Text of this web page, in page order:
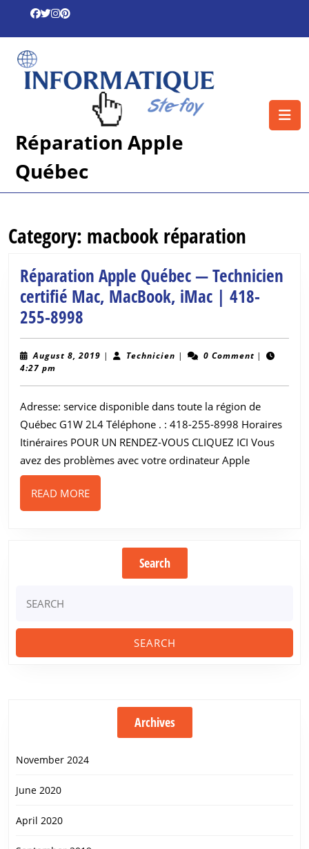
content
Réparation Apple
Québec
Category: macbook réparation
Réparation Apple Québec — Technicien
certifié Mac, MacBook, iMac | 418-
255-8998
Apple
Québec
Technicien
certifié
Mac,
MacBook,
iMac
|
August 8, 2019 August
| TechnicienTechnicien
| 0 Comment |
4:27 pm
Adresse: service disponible dans toute la région de
Québec G1W 2L4 Téléphone . : 418-255-8998 Horaires
Itinéraires POUR UN RENDEZ-VOUS CLIQUEZ ICI Vous
avez des problèmes avec votre ordinateur Apple
READ MOREREAD
MORE
Search
for:
Archives
November 2024
June 2020
April 2020